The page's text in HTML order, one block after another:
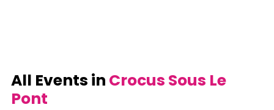
All Events in Crocus Sous Le
Pont